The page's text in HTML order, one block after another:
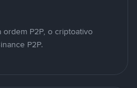
P2P, o criptoativo
P2P.